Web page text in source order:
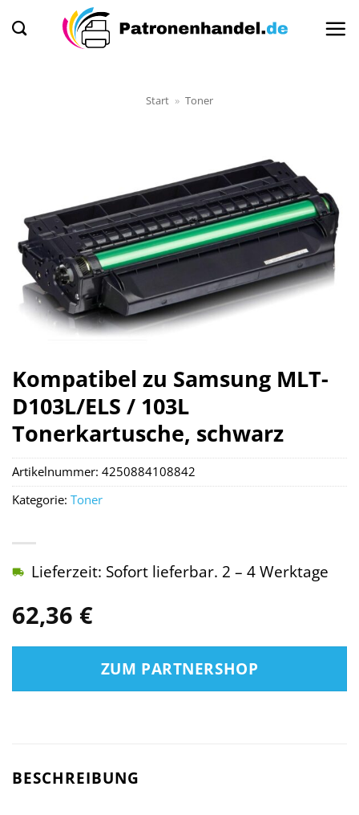
Inhalt
Start » Toner
Kompatibel zu Samsung MLT-
D103L/ELS / 103L
Tonerkartusche, schwarz
62,36 €
Lieferzeit: Sofort lieferbar. 2 – 4 Werktage
ZUM PARTNERSHOP
Artikelnummer: 4250884108842
Kategorie: Toner
BESCHREIBUNG